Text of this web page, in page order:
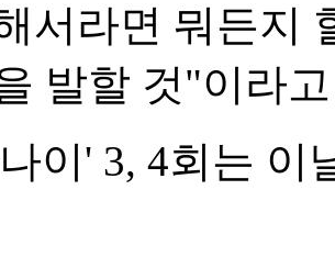
서라면 뭐든지
발할 것"이라
이' 3, 4회는 이